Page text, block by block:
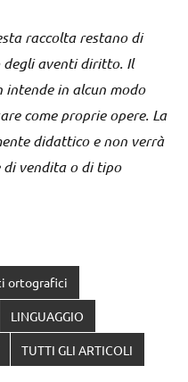
raccolta restano di
aventi diritto. Il
in alcun modo
come proprie opere. La
didattico e non verrà
vendita o di tipo
ortografici
LINGUAGGIO
TUTTI GLI ARTICOLI